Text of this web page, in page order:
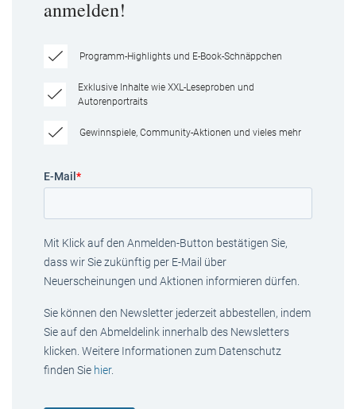
anmelden!
Programm-Highlights und E-Book-Schnäppchen
Exklusive Inhalte wie XXL-Leseproben und
Autorenportraits
Gewinnspiele, Community-Aktionen und vieles mehr
E-Mail *
Mit Klick auf den Anmelden-Button bestätigen Sie,
dass wir Sie zukünftig per E-Mail über
Neuerscheinungen und Aktionen informieren dürfen.
Sie können den Newsletter jederzeit abbestellen, indem
Sie auf den Abmeldelink innerhalb des Newsletters
klicken. Weitere Informationen zum Datenschutz
finden Sie hier.